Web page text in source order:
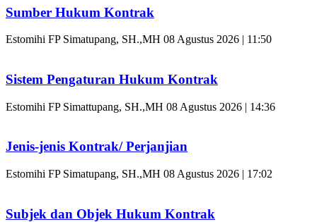
Sumber Hukum Kontrak
Estomihi FP Simatupang, SH.,MH 08 Agustus 2026 | 11:50
Sistem Pengaturan Hukum Kontrak
Estomihi FP Simattupang, SH.,MH 08 Agustus 2026 | 14:36
Jenis-jenis Kontrak/ Perjanjian
Estomihi FP Simatupang, SH.,MH 08 Agustus 2026 | 17:02
Subjek dan Objek Hukum Kontrak